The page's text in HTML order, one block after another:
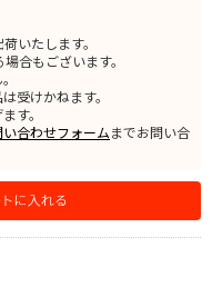
いたします。
合もございます。
受けかねます。
す。
い合わせフォームまでお問い合